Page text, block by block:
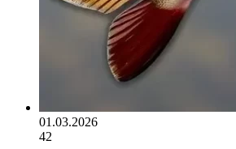
01.03.2026
42